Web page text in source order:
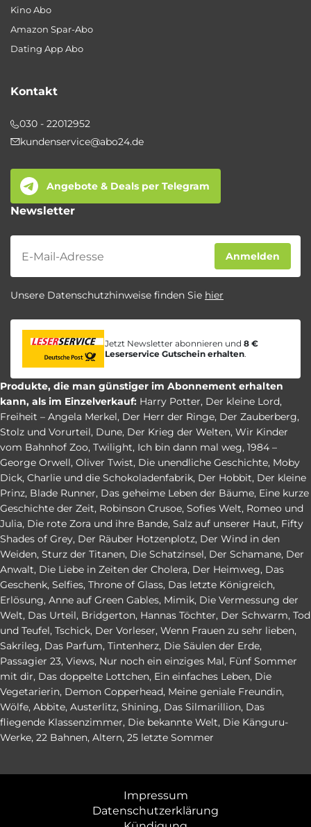
Kino Abo
Amazon Spar-Abo
Dating App Abo
Kontakt
030 - 22012952
kundenservice@abo24.de
Angebote & Deals per Telegram
Newsletter
Newsletter
Anmelden
Unsere Datenschutzhinweise finden Sie hier
Jetzt Newsletter abonnieren und 8 €
Leserservice Gutschein erhalten.
Produkte, die man günstiger im Abonnement erhalten
kann, als im Einzelverkauf: Harry Potter, Der kleine Lord,
Freiheit – Angela Merkel, Der Herr der Ringe, Der Zauberberg,
Stolz und Vorurteil, Dune, Der Krieg der Welten, Wir Kinder
vom Bahnhof Zoo, Twilight, Ich bin dann mal weg, 1984 –
George Orwell, Oliver Twist, Die unendliche Geschichte, Moby
Dick, Charlie und die Schokoladenfabrik, Der Hobbit, Der kleine
Prinz, Blade Runner, Das geheime Leben der Bäume, Eine kurze
Geschichte der Zeit, Robinson Crusoe, Sofies Welt, Romeo und
Julia, Die rote Zora und ihre Bande, Salz auf unserer Haut, Fifty
Shades of Grey, Der Räuber Hotzenplotz, Der Wind in den
Weiden, Sturz der Titanen, Die Schatzinsel, Der Schamane, Der
Anwalt, Die Liebe in Zeiten der Cholera, Der Heimweg, Das
Geschenk, Selfies, Throne of Glass, Das letzte Königreich,
Erlösung, Anne auf Green Gables, Mimik, Die Vermessung der
Welt, Das Urteil, Bridgerton, Hannas Töchter, Der Schwarm, Tod
und Teufel, Tschick, Der Vorleser, Wenn Frauen zu sehr lieben,
Sakrileg, Das Parfum, Tintenherz, Die Säulen der Erde,
Passagier 23, Views, Nur noch ein einziges Mal, Fünf Sommer
mit dir, Das doppelte Lottchen, Ein einfaches Leben, Die
Vegetarierin, Demon Copperhead, Meine geniale Freundin,
Wölfe, Abbite, Austerlitz, Shining, Das Silmarillion, Das
fliegende Klassenzimmer, Die bekannte Welt, Die Känguru-
Werke, 22 Bahnen, Altern, 25 letzte Sommer
Impressum
Datenschutzerklärung